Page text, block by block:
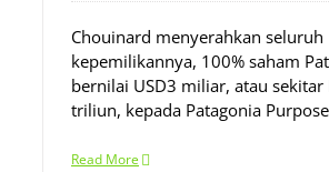
Chouinard menyerahkan seluruh
kepemilikannya, 100% saham
bernilai USD3 miliar, atau sekitar
triliun, kepada Patagonia
Read More